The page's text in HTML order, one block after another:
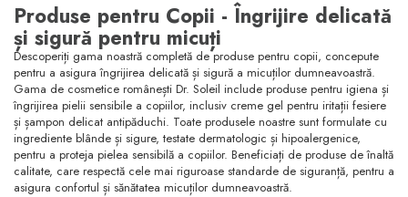
Produse pentru Copii - Îngrijire delicată
și sigură pentru micuți
Descoperiți gama noastră completă de produse pentru copii, concepute
pentru a asigura îngrijirea delicată și sigură a micuților dumneavoastră.
Gama de cosmetice românești Dr. Soleil include produse pentru igiena și
îngrijirea pielii sensibile a copiilor, inclusiv creme gel pentru iritații fesiere
și șampon delicat antipăduchi. Toate produsele noastre sunt formulate cu
ingrediente blânde și sigure, testate dermatologic și hipoalergenice,
pentru a proteja pielea sensibilă a copiilor. Beneficiați de produse de înaltă
calitate, care respectă cele mai riguroase standarde de siguranță, pentru a
asigura confortul și sănătatea micuților dumneavoastră.